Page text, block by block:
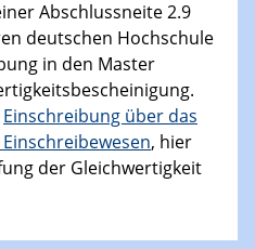
Abschlussneite 2.9
deutschen Hochschule
in den Master
Einschreibung über das
, hier
der Gleichwertigkeit